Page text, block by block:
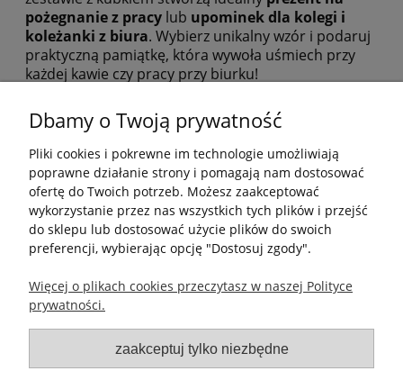
pożegnanie z pracy lub upominek dla kolegi i
koleżanki z biura. Wybierz unikalny wzór i podaruj
praktyczną pamiątkę, która wywoła uśmiech przy
każdej kawie czy pracy przy biurku!
Pomoc
Informacje
Dbamy o Twoją prywatność
Pliki cookies i pokrewne im technologie umożliwiają
poprawne działanie strony i pomagają nam dostosować
ofertę do Twoich potrzeb. Możesz zaakceptować
wykorzystanie przez nas wszystkich tych plików i przejść
do sklepu lub dostosować użycie plików do swoich
preferencji, wybierając opcję "Dostosuj zgody".
Więcej o plikach cookies przeczytasz w naszej Polityce
prywatności.
zaakceptuj tylko niezbędne